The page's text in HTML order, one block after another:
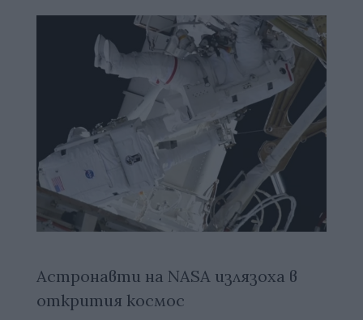
Астронавти на NASA излязоха в
открития космос